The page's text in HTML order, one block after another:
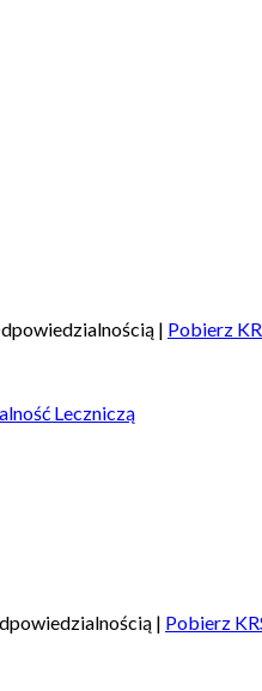
| Pobierz
Leczniczą
| Pobierz